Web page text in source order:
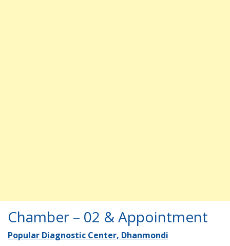
Chamber – 02 & Appointment
Popular Diagnostic Center, Dhanmondi